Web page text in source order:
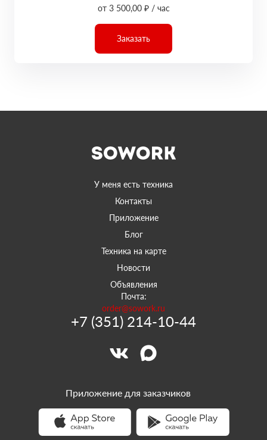
от 3 500,00 ₽ / час
Заказать
У меня есть техника
Контакты
Приложение
Блог
Техника на карте
Новости
Объявления
Почта:
order@sowork.ru
+7 (351) 214-10-44
Приложение для заказчиков